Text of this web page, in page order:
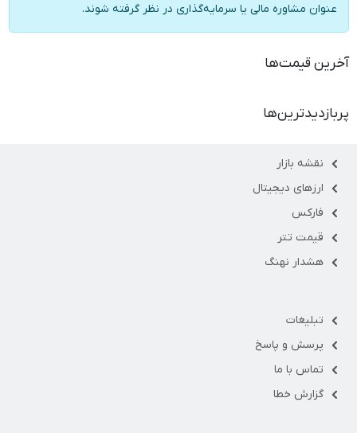
عنوان مشاوره مالی یا سرمایه‌گذاری در نظر گرفته شوند.
آخرین قیمت‌ها
پربازدیدترین‌ها
نقشه بازار
ارزهای دیجیتال
فارکس
قیمت تتر
هشدار نهنگ
تبلیغات
پرسش و پاسخ
تماس با ما
گزارش خطا